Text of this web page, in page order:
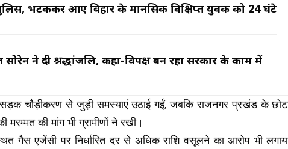
भटककर आए बिहार के मानसिक विक्षिप्त युवक को 24 घंटे
सोरेन ने दी श्रद्धांजलि, कहा-विपक्ष बन रहा सरकार के काम में
चौड़ीकरण से जुड़ी समस्याएं उठाई गईं, जबकि राजनगर प्रखंड के
की मांग भी ग्रामीणों ने रखी।
एजेंसी पर निर्धारित दर से अधिक राशि वसूलने का आरोप भी